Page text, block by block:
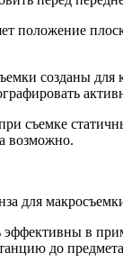
положение
созданы для
съемке
возможно.
для
в
до